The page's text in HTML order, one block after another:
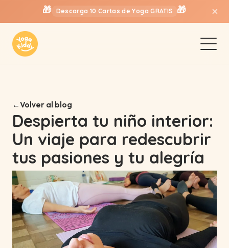
🎁 Descarga 10 Cartas de Yoga GRATIS 🎁 ×
Volver al blog
Despierta tu niño interior:
Un viaje para redescubrir
tus pasiones y tu alegría